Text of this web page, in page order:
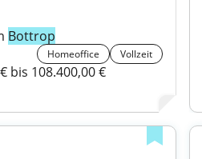
Bottrop
Homeoffice Vollzeit
bis 108.400,00 €